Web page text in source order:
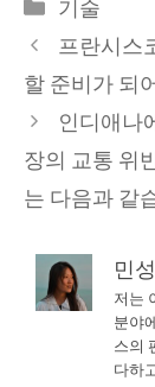
기술
프란시스
할 준비가 되
인디애나
장의 교통 위
는 다음과 같
민
저는
분야
스의
다하